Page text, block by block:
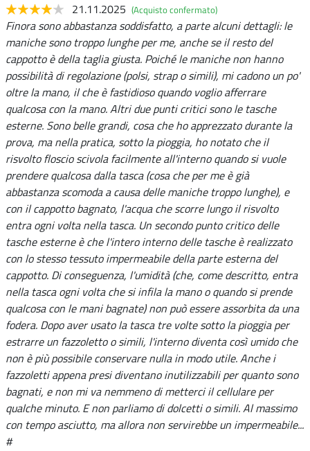
21.11.2025 (Acquisto confermato)
Finora sono abbastanza soddisfatto, a parte alcuni dettagli: le
maniche sono troppo lunghe per me, anche se il resto del
cappotto è della taglia giusta. Poiché le maniche non hanno
possibilità di regolazione (polsi, strap o simili), mi cadono un po'
oltre la mano, il che è fastidioso quando voglio afferrare
qualcosa con la mano. Altri due punti critici sono le tasche
esterne. Sono belle grandi, cosa che ho apprezzato durante la
prova, ma nella pratica, sotto la pioggia, ho notato che il
risvolto floscio scivola facilmente all'interno quando si vuole
prendere qualcosa dalla tasca (cosa che per me è già
abbastanza scomoda a causa delle maniche troppo lunghe), e
con il cappotto bagnato, l'acqua che scorre lungo il risvolto
entra ogni volta nella tasca. Un secondo punto critico delle
tasche esterne è che l'intero interno delle tasche è realizzato
con lo stesso tessuto impermeabile della parte esterna del
cappotto. Di conseguenza, l'umidità (che, come descritto, entra
nella tasca ogni volta che si infila la mano o quando si prende
qualcosa con le mani bagnate) non può essere assorbita da una
fodera. Dopo aver usato la tasca tre volte sotto la pioggia per
estrarre un fazzoletto o simili, l'interno diventa così umido che
non è più possibile conservare nulla in modo utile. Anche i
fazzoletti appena presi diventano inutilizzabili per quanto sono
bagnati, e non mi va nemmeno di metterci il cellulare per
qualche minuto. E non parliamo di dolcetti o simili. Al massimo
con tempo asciutto, ma allora non servirebbe un impermeabile...
#